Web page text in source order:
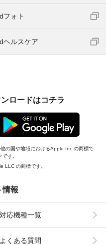
dフォト
dヘルスケア
ロードはコチラ
の国や地域におけるApple Inc.の商標で
す。
LLC の商標です。
情報
対応機種一覧
よくある質問